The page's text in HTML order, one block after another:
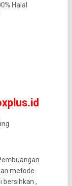
Halal
metode
bersihkan ,